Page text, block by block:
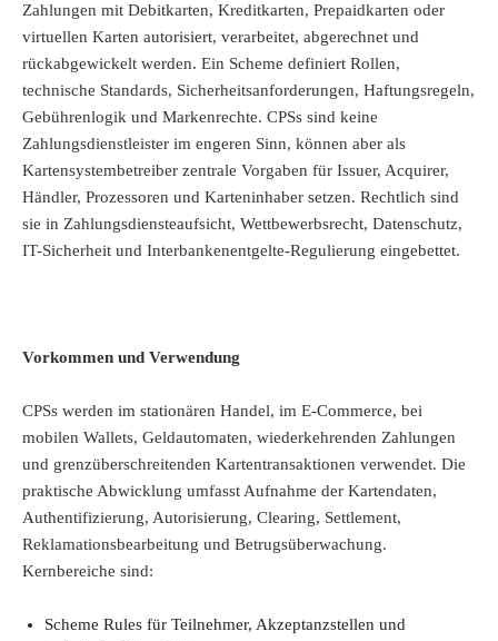
Zahlungen mit Debitkarten, Kreditkarten, Prepaidkarten oder
virtuellen Karten autorisiert, verarbeitet, abgerechnet und
rückabgewickelt werden. Ein Scheme definiert Rollen,
technische Standards, Sicherheitsanforderungen, Haftungsregeln,
Gebührenlogik und Markenrechte. CPSs sind keine
Zahlungsdienstleister im engeren Sinn, können aber als
Kartensystembetreiber zentrale Vorgaben für Issuer, Acquirer,
Händler, Prozessoren und Karteninhaber setzen. Rechtlich sind
sie in Zahlungsdiensteaufsicht, Wettbewerbsrecht, Datenschutz,
IT-Sicherheit und Interbankenentgelte-Regulierung eingebettet.
Vorkommen und Verwendung
CPSs werden im stationären Handel, im E-Commerce, bei
mobilen Wallets, Geldautomaten, wiederkehrenden Zahlungen
und grenzüberschreitenden Kartentransaktionen verwendet. Die
praktische Abwicklung umfasst Aufnahme der Kartendaten,
Authentifizierung, Autorisierung, Clearing, Settlement,
Reklamationsbearbeitung und Betrugsüberwachung.
Kernbereiche sind:
Scheme Rules für Teilnehmer, Akzeptanzstellen und